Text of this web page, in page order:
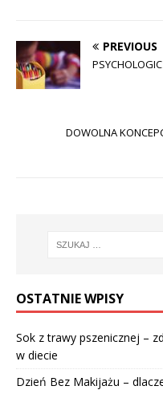
PREVIOUS
DOWOLNA
OSTATNIE WPISY
Sok z trawy pszenicznej –
w diecie
Dzień Bez Makijażu –